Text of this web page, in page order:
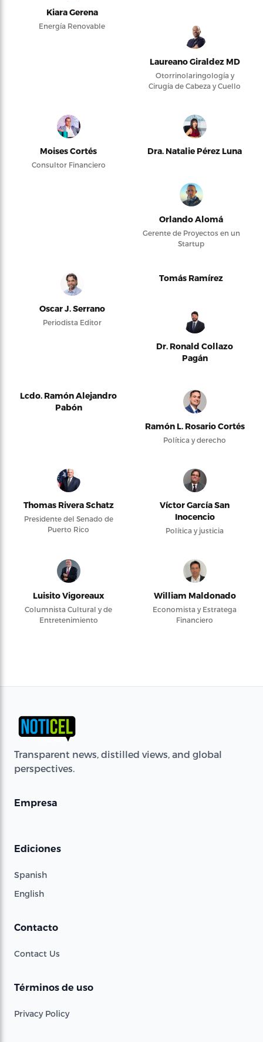
Kiara Gerena
Energía Renovable
Laureano Giraldez MD
Otorrinolaringología y
Cirugía de Cabeza y Cuello
Moises Cortés
Consultor Financiero
Dra. Natalie Pérez Luna
Orlando Alomá
Gerente de Proyectos en un
Startup
Oscar J. Serrano
Periodista Editor
Tomás Ramírez
Dr. Ronald Collazo
Pagán
Lcdo. Ramón Alejandro
Pabón
Ramón L. Rosario Cortés
Política y derecho
Thomas Rivera Schatz
Presidente del Senado de
Puerto Rico
Víctor García San
Inocencio
Política y justicia
Luisito Vigoreaux
Columnista Cultural y de
Entretenimiento
William Maldonado
Economista y Estratega
Financiero
Transparent news, distilled views, and global
perspectives.
Empresa
Ediciones
Spanish
English
Contacto
Contact Us
Términos de uso
Privacy Policy